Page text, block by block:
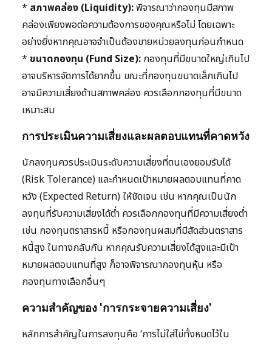
* สภาพคล่อง (Liquidity):พิจารณาว่ากองทุนมีสภาพ
คล่องเพียงพอต่อความต้องการของคุณหรือไม่ โดยเฉพาะ
อย่างยิ่งหากคุณอาจจำเป็นต้องขายหน่วยลงทุนก่อนกำหนด
* ขนาดกองทุน (Fund Size): กองทุนที่มีขนาดใหญ่เกินไป
อาจบริหารจัดการได้ยากขึ้น ขณะที่กองทุนขนาดเล็กเกินไป
อาจมีความเสี่ยงด้านสภาพคล่อง ควรเลือกกองทุนที่มีขนาด
เหมาะสม
การประเมินความเสี่ยงและผลตอบแทนที่คาดหวัง
นักลงทุนควรประเมินระดับความเสี่ยงที่ตนเองยอมรับได้
(Risk Tolerance) และกำหนดเป้าหมายผลตอบแทนที่คาด
หวัง (Expected Return) ให้ชัดเจน เช่น หากคุณเป็นนัก
ลงทุนที่รับความเสี่ยงได้ต่ำ ควรเลือกกองทุนที่มีความเสี่ยงต่ำ
เช่น กองทุนตราสารหนี้ หรือกองทุนผสมที่มีสัดส่วนตราสาร
หนี้สูง ในทางกลับกัน หากคุณรับความเสี่ยงได้สูงและมีเป้า
หมายผลตอบแทนที่สูง ก็อาจพิจารณากองทุนหุ้น หรือ
กองทุนทางเลือกอื่นๆ
ความสำคัญของ 'การกระจายความเสี่ยง'
หลักการสำคัญในการลงทุนคือ ‘การไม่ใส่ไข่ทั้งหมดไว้ใน